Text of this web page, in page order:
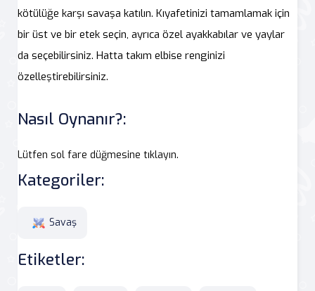
kötülüğe karşı savaşa katılın. Kıyafetinizi tamamlamak için
bir üst ve bir etek seçin, ayrıca özel ayakkabılar ve yaylar
da seçebilirsiniz. Hatta takım elbise renginizi
özelleştirebilirsiniz.
Nasıl Oynanır?:
Lütfen sol fare düğmesine tıklayın.
Kategoriler:
Savaş
Etiketler: